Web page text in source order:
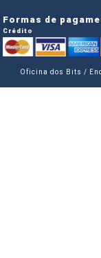
Formas de
Crédito
Oficina dos Bits /